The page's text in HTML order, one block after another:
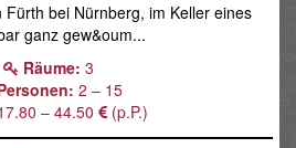
bei Nürnberg, im Keller eines
ganz gew&oum...
Räume: 3
2 – 15
– 44.50 (p.P.)